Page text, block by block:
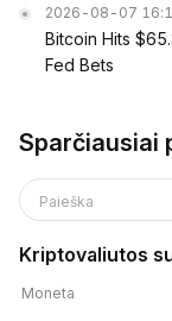
2026-08-07
Bitcoin Hits
Fed Bets
Sparčiausiai
Paieška
Kriptovaliutos
Moneta